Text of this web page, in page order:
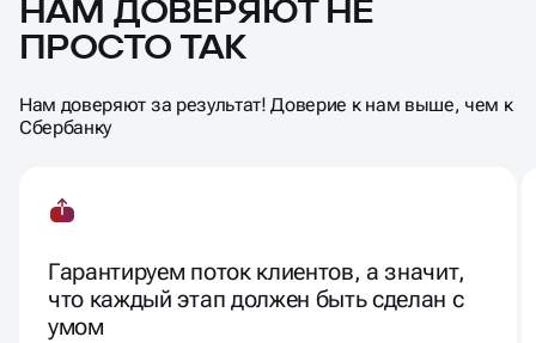
НАМ ДОВЕРЯЮТ НЕ
ПРОСТО ТАК
Нам доверяют за результат! Доверие к нам выше, чем к
Сбербанку
Гарантируем поток клиентов, а значит,
что каждый этап должен быть сделан с
умом